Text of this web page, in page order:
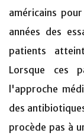
américains
années des
patients
Lorsque ces
l'approche
des
procède pas à